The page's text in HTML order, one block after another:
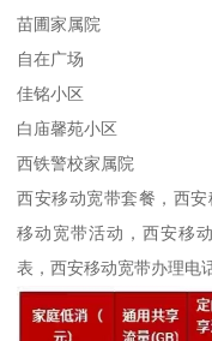
苗圃家属院
自在广场
佳铭小区
白庙馨苑小区
西铁警校家属院
西安移动宽带套餐，西
移动宽带活动，西安移
表，西安移动宽带办理电